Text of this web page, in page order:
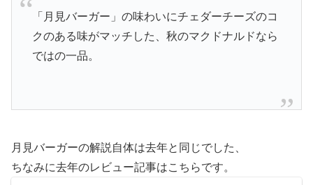
「月見バーガー」の味わいにチェダーチーズのコ
クのある味がマッチした、秋のマクドナルドなら
ではの一品。
月見バーガーの解説自体は去年と同じでした、
ちなみに去年のレビュー記事はこちらです。